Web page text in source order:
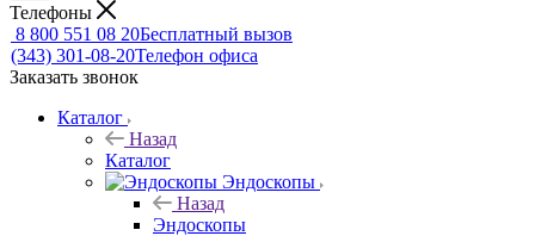
Телефоны
8 800 551 08 20Бесплатный вызов
(343) 301-08-20Телефон офиса
Заказать звонок
Каталог
Назад
Каталог
Эндоскопы
Назад
Эндоскопы